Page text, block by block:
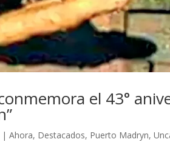
el 43°
|Ahora, Destacados, Puerto Madryn,